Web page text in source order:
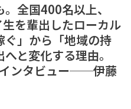
全国400名以上、
を輩出したローカル
ぐ」から「地域の持
と変化する理由。
ンタビュー──伊藤